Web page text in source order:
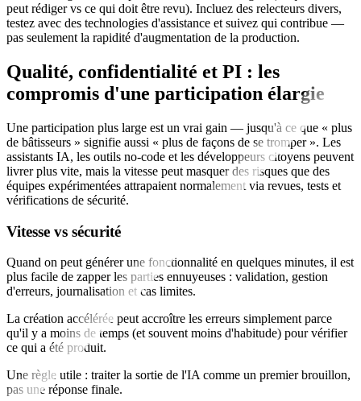
peut rédiger vs ce qui doit être revu). Incluez des relecteurs divers,
testez avec des technologies d'assistance et suivez qui contribue —
pas seulement la rapidité d'augmentation de la production.
Qualité, confidentialité et PI : les
compromis d'une participation élargie
Une participation plus large est un vrai gain — jusqu'à ce que « plus
de bâtisseurs » signifie aussi « plus de façons de se tromper ». Les
assistants IA, les outils no‑code et les développeurs citoyens peuvent
livrer plus vite, mais la vitesse peut masquer des risques que des
équipes expérimentées attrapaient normalement via revues, tests et
vérifications de sécurité.
Vitesse vs sécurité
Quand on peut générer une fonctionnalité en quelques minutes, il est
plus facile de zapper les parties ennuyeuses : validation, gestion
d'erreurs, journalisation et cas limites.
La création accélérée peut accroître les erreurs simplement parce
qu'il y a moins de temps (et souvent moins d'habitude) pour vérifier
ce qui a été produit.
Une règle utile : traiter la sortie de l'IA comme un premier brouillon,
pas une réponse finale.